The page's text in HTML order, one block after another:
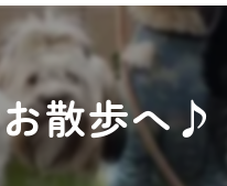
ームステイ
コース料金
Dog
Cat
散歩へ♪